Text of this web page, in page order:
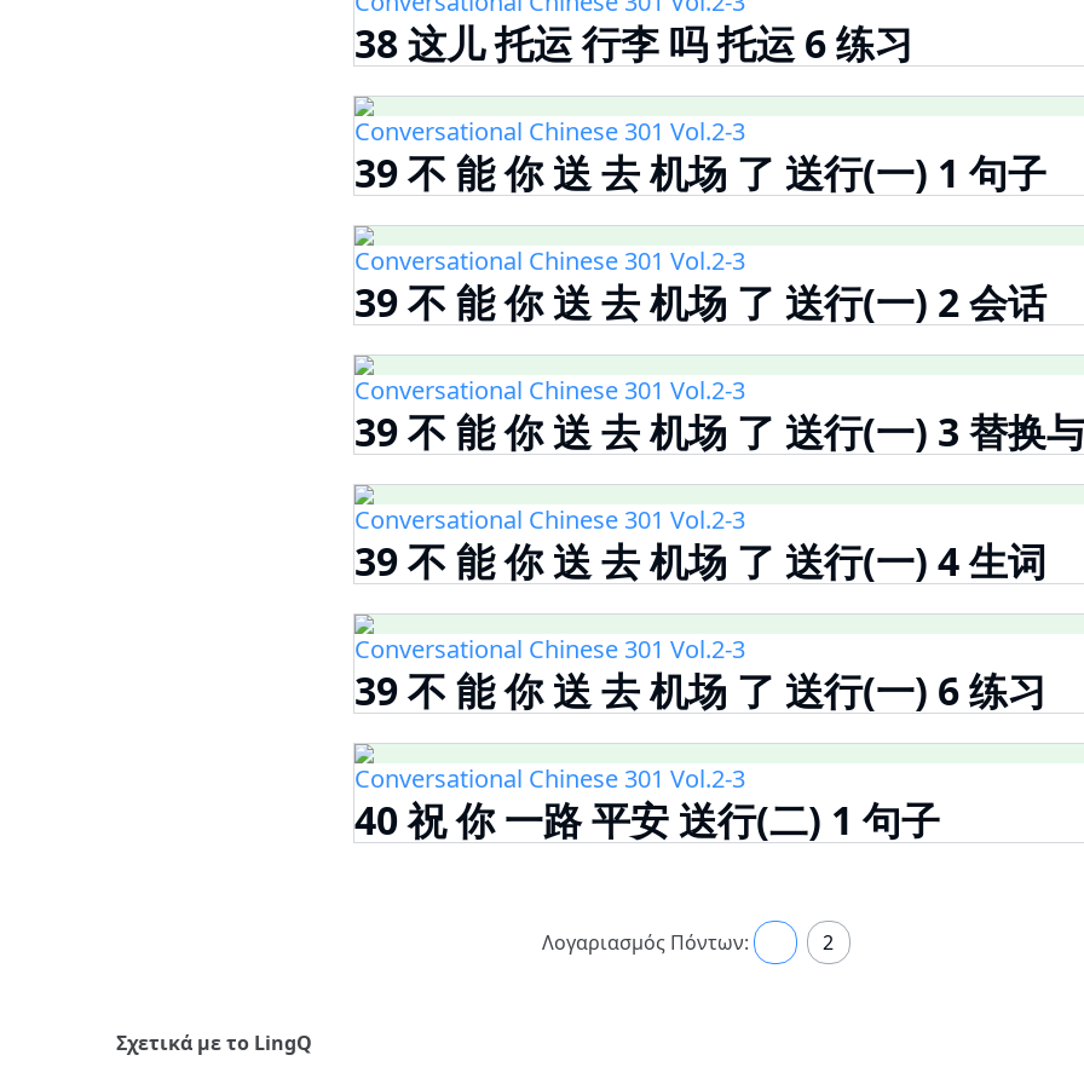
38 这儿 托运 行李 吗 托运 6 练习
Conversational Chinese 301 Vol.2-3
39 不 能 你 送 去 机场 了 送行(一) 1 句子
Conversational Chinese 301 Vol.2-3
39 不 能 你 送 去 机场 了 送行(一) 2 会话
Conversational Chinese 301 Vol.2-3
39 不 能 你 送 去 机场 了 送行(一) 3 替换
Conversational Chinese 301 Vol.2-3
39 不 能 你 送 去 机场 了 送行(一) 4 生词
Conversational Chinese 301 Vol.2-3
39 不 能 你 送 去 机场 了 送行(一) 6 练习
Conversational Chinese 301 Vol.2-3
40 祝 你 一路 平安 送行(二) 1 句子
Λογαριασμός Πόντων: 2
Σχετικά με το LingQ